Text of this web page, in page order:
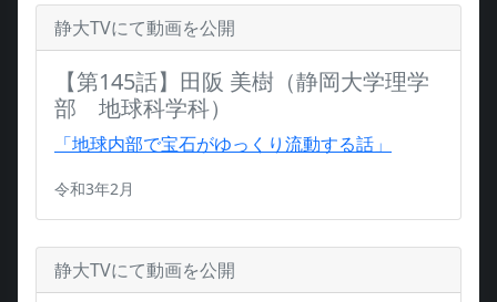
静大TVにて動画を公開
【第145話】田阪 美樹（静岡大学理学
部 地球科学科）
「地球内部で宝石がゆっくり流動する話」
令和3年2月
静大TVにて動画を公開